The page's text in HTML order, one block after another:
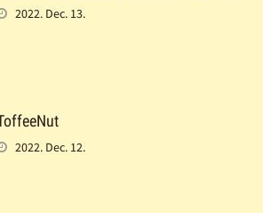
2022. Dec. 13.
2022. Dec. 12.